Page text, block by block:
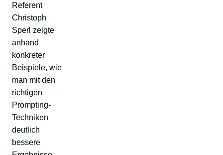
Referent
Christoph
Sperl zeigte
anhand
konkreter
Beispiele, wie
man mit den
richtigen
Prompting-
Techniken
deutlich
bessere